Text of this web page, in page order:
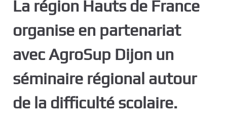
La région Hauts de France
organise en partenariat
avec AgroSup Dijon un
séminaire régional autour
de la difficulté scolaire.